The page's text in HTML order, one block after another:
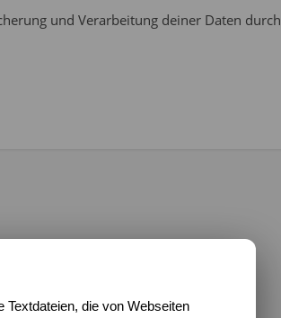
und Verarbeitung deiner Daten durch
die von Webseiten